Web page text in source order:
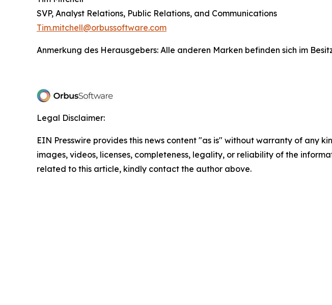
SVP, Analyst Relations, Public Relations, and Communications
Tim.mitchell@orbussoftware.com
Anmerkung des Herausgebers: Alle anderen Marken befinden sich im
Legal Disclaimer:
EIN Presswire provides this news content "as is" without warranty of any
images, videos, licenses, completeness, legality, or reliability of the
related to this article, kindly contact the author above.